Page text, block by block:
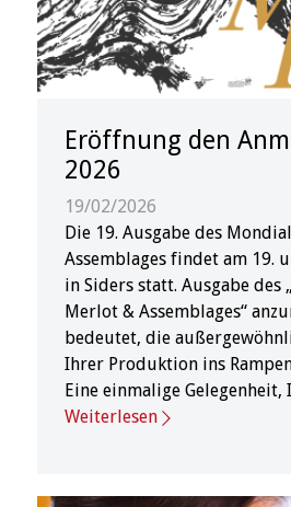
Eröffnung den
2026
19/02/2026
Die 19. Ausgabe des
Assemblages findet am 19.
in Siders statt. Ausgabe des
Merlot & Assemblages“
bedeutet, die
Ihrer Produktion ins
Eine einmalige
Weiterlesen